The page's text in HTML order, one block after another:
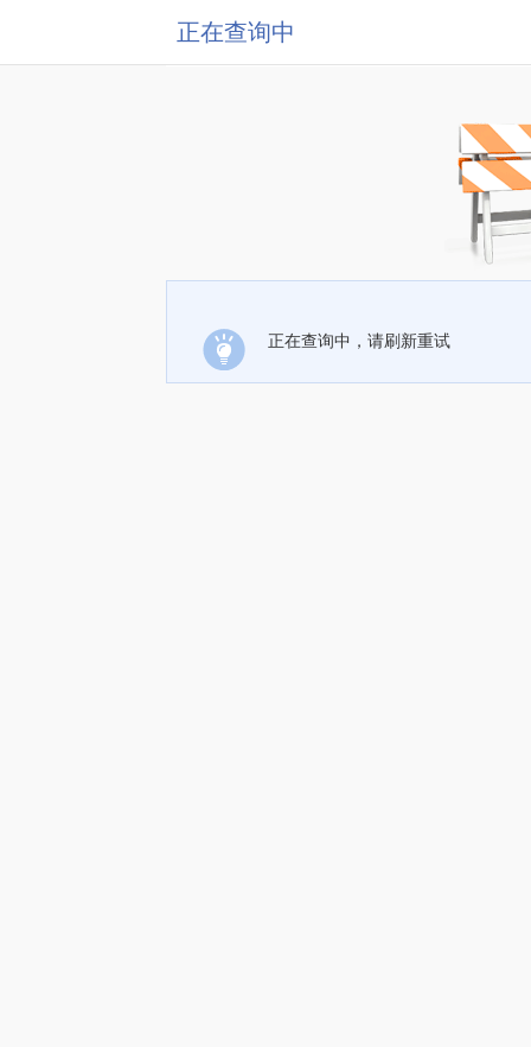
正在查询中
正在查询中，请刷新重试